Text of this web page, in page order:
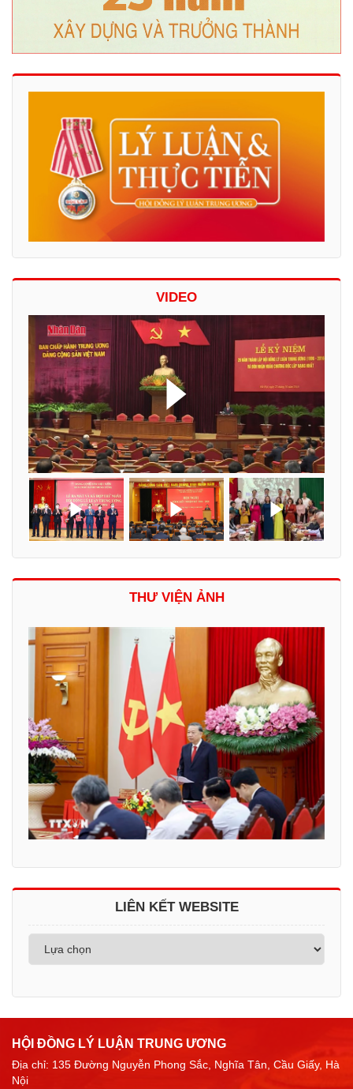
VIDEO
THƯ VIỆN ẢNH
LIÊN KẾT WEBSITE
HỘI ĐỒNG LÝ LUẬN TRUNG ƯƠNG
Địa chỉ: 135 Đường Nguyễn Phong Sắc, Nghĩa Tân, Cầu Giấy, Hà
Nội